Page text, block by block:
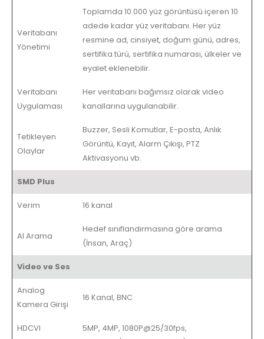
Veritabanı
Yönetimi
Toplamda 10.000 yüz görüntüsü içeren 10
adede kadar yüz veritabanı. Her yüz
resmine ad, cinsiyet, doğum günü, adres,
sertifika türü, sertifika numarası, ülkeler ve
eyalet eklenebilir.
Veritabanı
Uygulaması
Her veritabanı bağımsız olarak video
kanallarına uygulanabilir.
Tetikleyen
Olaylar
Buzzer, Sesli Komutlar, E-posta, Anlık
Görüntü, Kayıt, Alarm Çıkışı, PTZ
Aktivasyonu vb.
SMD Plus
Verim 16 kanal
AI Arama
Hedef sınıflandırmasına göre arama
(İnsan, Araç)
Video ve Ses
Analog
Kamera Girişi
16 Kanal, BNC
HDCVI
5MP, 4MP, 1080P@25/30fps,